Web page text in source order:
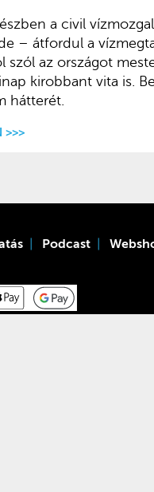
a civil
– átfordul a
szól az országot
kirobbant vita is.
hátterét.
>>>
Podcast